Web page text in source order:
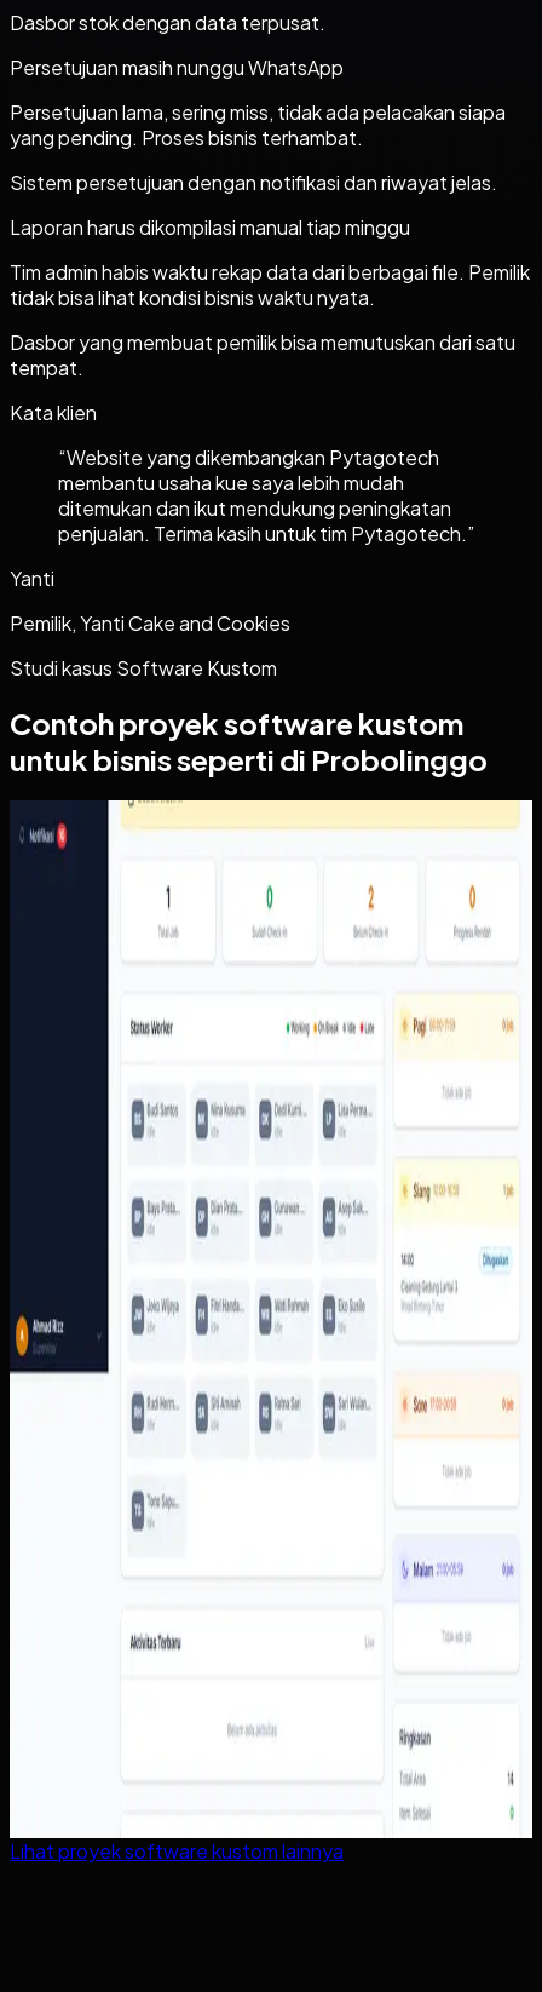
Dasbor stok dengan data terpusat.
Persetujuan masih nunggu WhatsApp
Persetujuan lama, sering miss, tidak ada pelacakan siapa
yang pending. Proses bisnis terhambat.
Sistem persetujuan dengan notifikasi dan riwayat jelas.
Laporan harus dikompilasi manual tiap minggu
Tim admin habis waktu rekap data dari berbagai file. Pemilik
tidak bisa lihat kondisi bisnis waktu nyata.
Dasbor yang membuat pemilik bisa memutuskan dari satu
tempat.
Kata klien
“Website yang dikembangkan Pytagotech
membantu usaha kue saya lebih mudah
ditemukan dan ikut mendukung peningkatan
penjualan. Terima kasih untuk tim Pytagotech.”
Yanti
Pemilik, Yanti Cake and Cookies
Studi kasus Software Kustom
Contoh proyeksoftware kustom
untuk bisnis seperti di Probolinggo
Software Kustom
Operasional pekerjaan lapangan perlu menghubungkan
penugasan, pekerja, jadwal, area, check-in, bukti
penyelesaian, dan laporan dalam urutan yang mudah
Yang kami bangun
Dari screenshot yang tersedia, sistem memiliki dasbor
supervisor, area admin untuk pekerja, klien, template,
recurring job, reports, dan jobs, serta alur pekerja dari
Baca studi kasus lengkap
Lihat proyeksoftware kustomlainnya